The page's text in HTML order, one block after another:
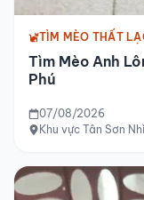
TÌM MÈO THẤT
Tìm Mèo Anh
Phú
07/08/2026
Khu vực Tân Sơn